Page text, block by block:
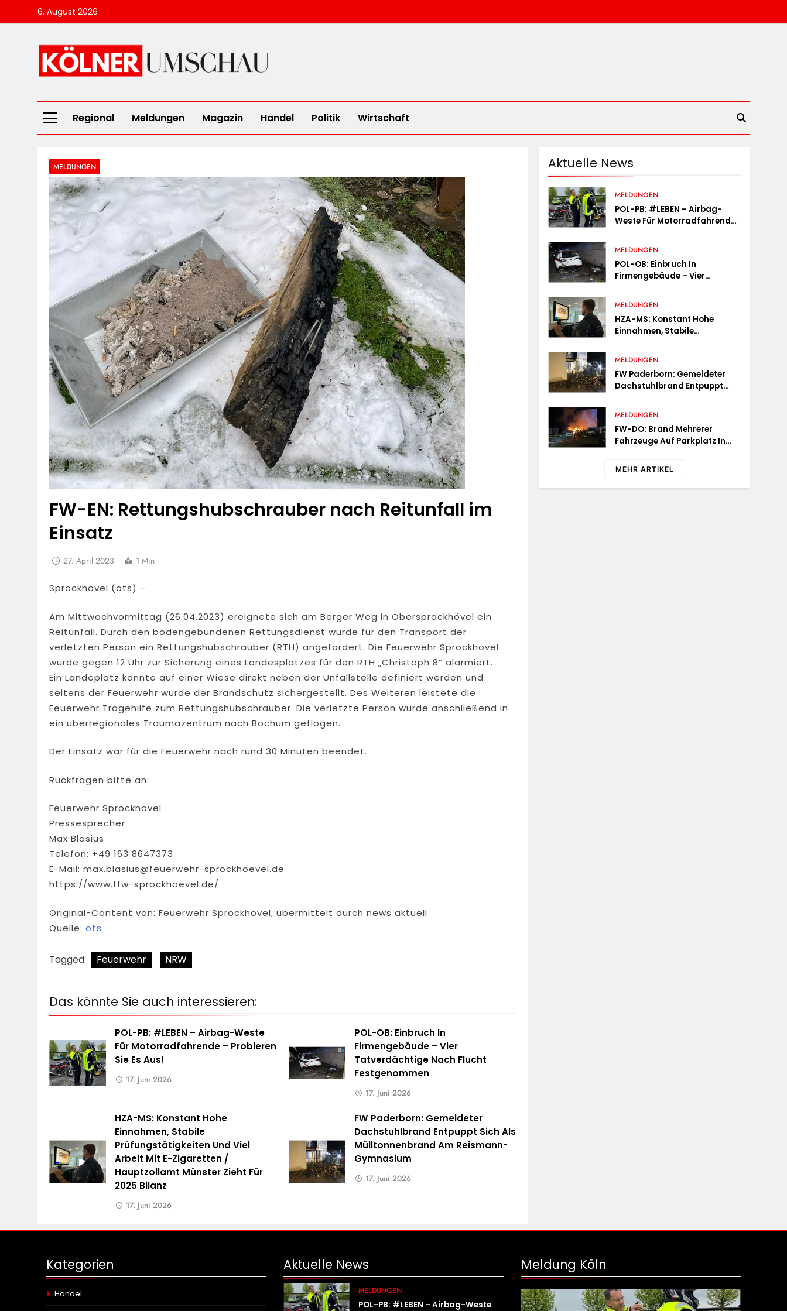
to
6. August 2026
Kölner Umschau
Regional Meldungen Magazin Handel Politik Wirtschaft
MELDUNGEN
FW-EN: Rettungshubschrauber nach Reitunfall im
Einsatz
27. April 2023 1 Min
Sprockhövel (ots) –
Am Mittwochvormittag (26.04.2023) ereignete sich am Berger Weg in Obersprockhövel ein
Reitunfall. Durch den bodengebundenen Rettungsdienst wurde für den Transport der
verletzten Person ein Rettungshubschrauber (RTH) angefordert. Die Feuerwehr Sprockhövel
wurde gegen 12 Uhr zur Sicherung eines Landesplatzes für den RTH „Christoph 8“ alarmiert.
Ein Landeplatz konnte auf einer Wiese direkt neben der Unfallstelle definiert werden und
seitens der Feuerwehr wurde der Brandschutz sichergestellt. Des Weiteren leistete die
Feuerwehr Tragehilfe zum Rettungshubschrauber. Die verletzte Person wurde anschließend in
ein überregionales Traumazentrum nach Bochum geflogen.
Der Einsatz war für die Feuerwehr nach rund 30 Minuten beendet.
Rückfragen bitte an:
Feuerwehr Sprockhövel
Pressesprecher
Max Blasius
Telefon: +49 163 8647373
E-Mail: max.blasius@feuerwehr-sprockhoevel.de
https://www.ffw-sprockhoevel.de/
Original-Content von: Feuerwehr Sprockhövel, übermittelt durch news aktuell
Quelle: ots
Tagged: Feuerwehr NRW
Das könnte Sie auch interessieren:
POL-PB: #LEBEN – Airbag-Weste
Für Motorradfahrende – Probieren
Sie Es Aus!
17. Juni 2026
POL-OB: Einbruch In
Firmengebäude – Vier
Tatverdächtige Nach Flucht
Festgenommen
17. Juni 2026
HZA-MS: Konstant Hohe
Einnahmen, Stabile
Prüfungstätigkeiten Und Viel
Arbeit Mit E-Zigaretten /
Hauptzollamt Münster Zieht Für
2025 Bilanz
17. Juni 2026
FW Paderborn: Gemeldeter
Dachstuhlbrand Entpuppt Sich Als
Mülltonnenbrand Am Reismann-
Gymnasium
17. Juni 2026
Aktuelle News
MELDUNGEN
POL-PB: #LEBEN – Airbag-
Weste Für Motorradfahrende
MELDUNGEN
POL-OB: Einbruch In
Firmengebäude – Vier
Festgenommen
MELDUNGEN
HZA-MS: Konstant Hohe
Einnahmen, Stabile
Arbeit Mit E-Zigaretten /
Hauptzollamt Münster Zieht
Für 2025 Bilanz
MELDUNGEN
FW Paderborn: Gemeldeter
Dachstuhlbrand Entpuppt
Reismann-Gymnasium
MELDUNGEN
FW-DO: Brand Mehrerer
Fahrzeuge Auf Parkplatz In
MEHR ARTIKEL
Kategorien
Handel
Aktuelle News
MELDUNGEN
POL-PB: #LEBEN – Airbag-Weste
Meldung Köln